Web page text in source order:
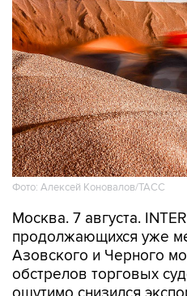
Фото: Алексей Коновалов/ТАСС
Москва. 7 августа.
продолжающихся уже
Азовского и Черного
обстрелов торговых